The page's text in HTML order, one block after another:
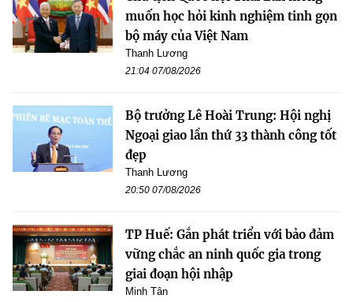
muốn học hỏi kinh nghiệm tinh gọn
bộ máy của Việt Nam
Thanh Lương
21:04 07/08/2026
Bộ trưởng Lê Hoài Trung: Hội nghị
Ngoại giao lần thứ 33 thành công tốt
đẹp
Thanh Lương
20:50 07/08/2026
TP Huế: Gắn phát triển với bảo đảm
vững chắc an ninh quốc gia trong
giai đoạn hội nhập
Minh Tân